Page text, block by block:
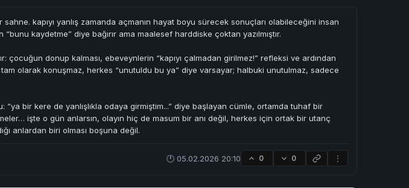
sahne. kapıyı yanlış zamanda açmanın hayat boyu sürecek sonuçları olabileceğini insan
kaydetme” diye bağırır ama maalesef harddiske çoktan yazılmıştır.
çocuğun donup kalması, ebeveynlerin “kapıyı çalmadan girilmez!” refleksi ve ardından
olarak konuşmaz, herkes “unutuldu bu ya” diye varsayar; halbuki unutulmaz, sadece
“ya bir kere de yanlışlıkla odaya girmiştim...” diye başlayan cümle, ortamda tuhaf bir
işte o gün anlarsın, olayın hiç de masum bir anı değil, herkes için ortak bir utanç
anlardan biri olması boşuna değil.
🕐 05.02.2026 20:10 0 0 ⋮